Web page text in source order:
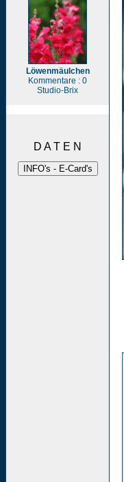
Löwenmäulchen
Kommentare : 0
Studio-Brix
D A T E N